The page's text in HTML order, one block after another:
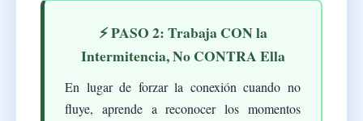
⚡ PASO 2: Trabaja CON la
Intermitencia, No CONTRA Ella
En lugar de forzar la conexión cuando no
fluye, aprende a reconocer los momentos